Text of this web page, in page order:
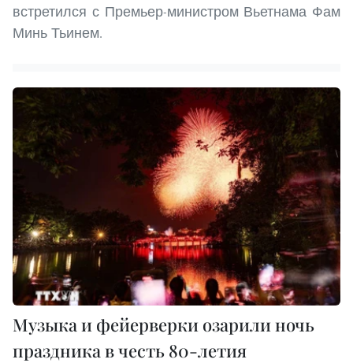
встретился с Премьер-министром Вьетнама Фам
Минь Тьинем.
Музыка и фейерверки озарили ночь
праздника в честь 80-летия